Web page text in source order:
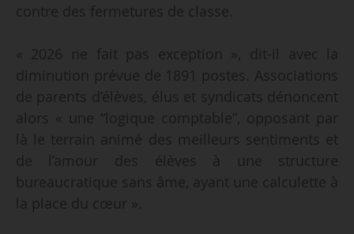
contre des fermetures de classe.
« 2026 ne fait pas exception », dit-il avec la
diminution prévue de 1891 postes. Associations
de parents d’élèves, élus et syndicats dénoncent
alors « une “logique comptable”, opposant par
là le terrain animé des meilleurs sentiments et
de l’amour des élèves à une structure
bureaucratique sans âme, ayant une calculette à
la place du cœur ».